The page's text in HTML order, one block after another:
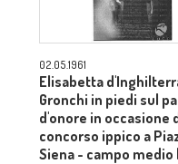
02.05.1961
Elisabetta
Gronchi in piedi sul
d'onore in occasione
concorso ippico a
Siena - campo medio